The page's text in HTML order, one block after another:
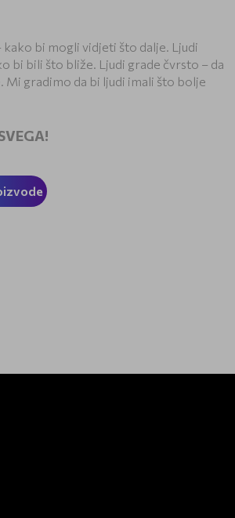
kako bi mogli vidjeti što dalje. Ljudi
bi bili što bliže. Ljudi grade čvrsto – da
Mi gradimo da bi ljudi imali što bolje